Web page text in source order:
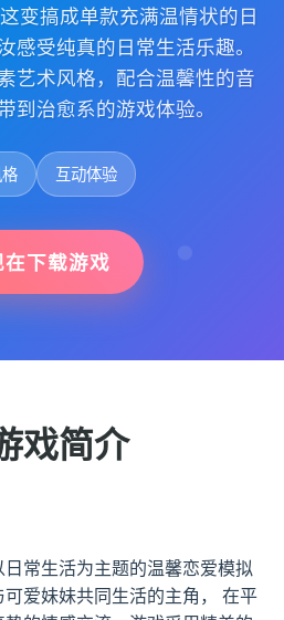
变搞成单款充满温情状的日
感受纯真的日常生活乐趣。
艺术风格，配合温馨性的音
到治愈系的游戏体验。
互动体验
在下载游戏
戏简介
日常生活为主题的温馨恋爱模拟
爱妹妹共同生活的主角， 在平